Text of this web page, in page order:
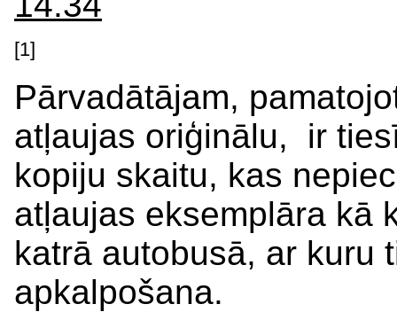
[1]
Pārvadātājam,
atļaujas oriģinālu, ir
kopiju skaitu, kas
atļaujas eksemplāra kā
katrā autobusā, ar kuru
apkalpošana.